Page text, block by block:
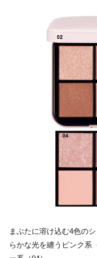
まぶたに溶け込む4色の
らかな光を纏うピンク系